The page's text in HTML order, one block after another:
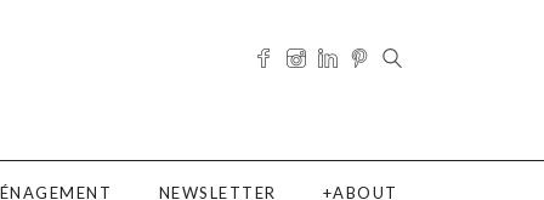
NEWSLETTER ABOUT